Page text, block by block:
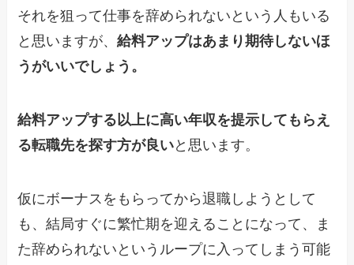
それを狙って仕事を辞められないという人もいる
と思いますが、給料アップはあまり期待しないほ
うがいいでしょう。
給料アップする以上に高い年収を提示してもらえ
る転職先を探す方が良いと思います。
仮にボーナスをもらってから退職しようとして
も、結局すぐに繁忙期を迎えることになって、ま
た辞められないというループに入ってしまう可能